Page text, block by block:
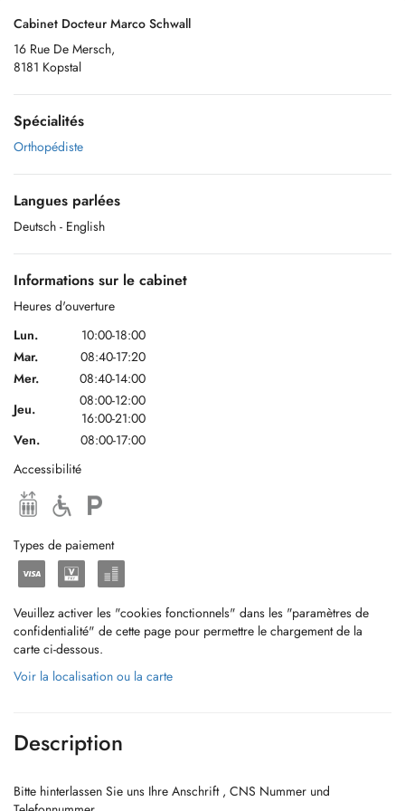
Cabinet Docteur Marco Schwall
16 Rue De Mersch,
8181 Kopstal
Spécialités
Orthopédiste
Langues parlées
Deutsch - English
Informations sur le cabinet
Heures d'ouverture
Lun.
10:00-18:00
Mar.
08:40-17:20
Mer.
08:40-14:00
Jeu.
08:00-12:00
16:00-21:00
Ven.
08:00-17:00
Accessibilité
Types de paiement
Veuillez activer les "cookies fonctionnels" dans les "paramètres de
confidentialité" de cette page pour permettre le chargement de la
carte ci-dessous.
Voir la localisation ou la carte
Description
Bitte hinterlassen Sie uns Ihre Anschrift , CNS Nummer und